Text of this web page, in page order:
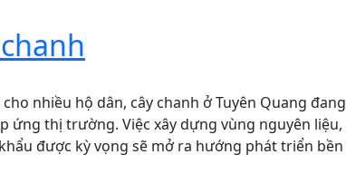
nhiều hộ dân, cây chanh ở Tuyên Quang đang
ứng thị trường. Việc xây dựng vùng nguyên liệu,
được kỳ vọng sẽ mở ra hướng phát triển bền